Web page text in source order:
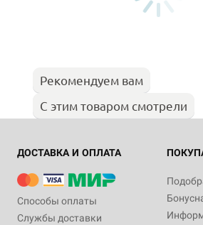
Рекомендуем вам
С этим товаром смотрели
ДОСТАВКА И ОПЛАТА
Способы оплаты
Службы доставки